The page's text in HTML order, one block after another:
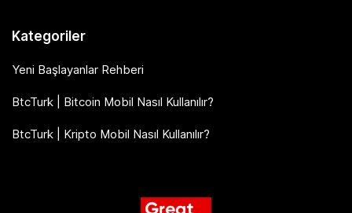
Kategoriler
Yeni Başlayanlar Rehberi
BtcTurk | Bitcoin Mobil Nasıl Kullanılır?
BtcTurk | Kripto Mobil Nasıl Kullanılır?